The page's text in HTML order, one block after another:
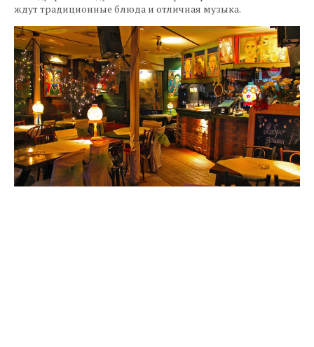
ждут традиционные блюда и отличная музыка.